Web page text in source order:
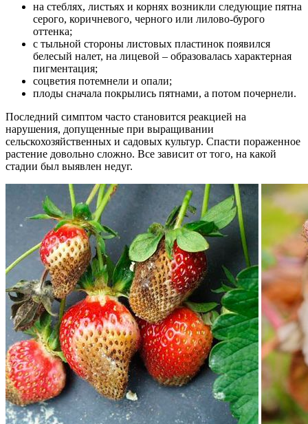
на стеблях, листьях и корнях возникли следующие пятна
серого, коричневого, черного или лилово-бурого
оттенка;
с тыльной стороны листовых пластинок появился
белесый налет, на лицевой – образовалась характерная
пигментация;
соцветия потемнели и опали;
плоды сначала покрылись пятнами, а потом почернели.
Последний симптом часто становится реакцией на
нарушения, допущенные при выращивании
сельскохозяйственных и садовых культур. Спасти пораженное
растение довольно сложно. Все зависит от того, на какой
стадии был выявлен недуг.